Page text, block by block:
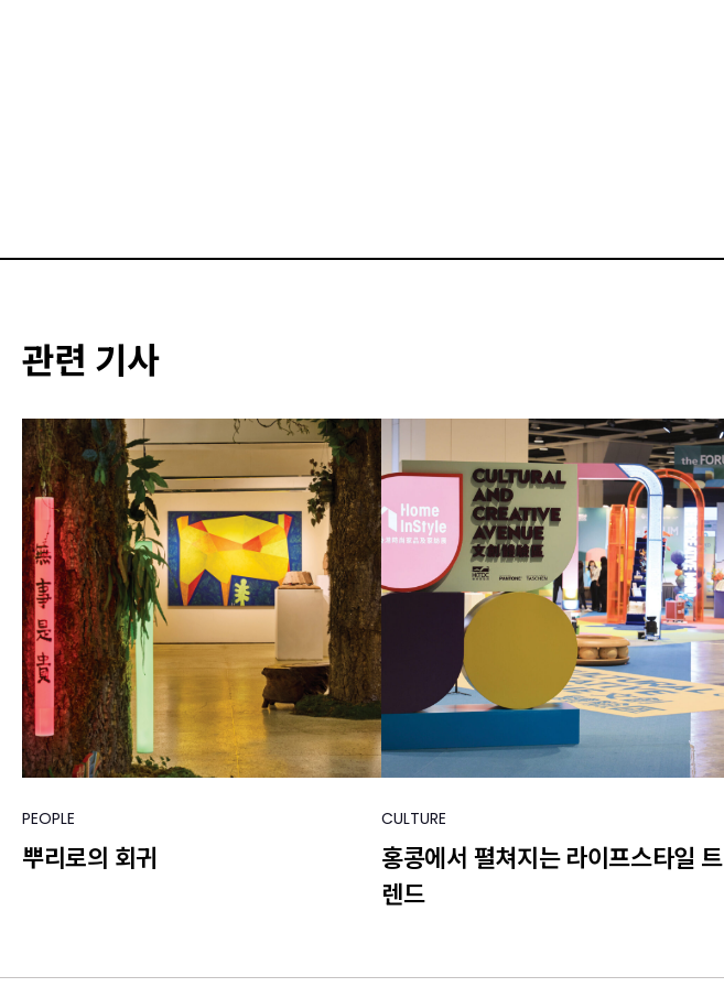
관련 기사
PEOPLE
뿌리로의 회귀
CULTURE
홍콩에서 펼쳐지는 라이프스타일 트
렌드